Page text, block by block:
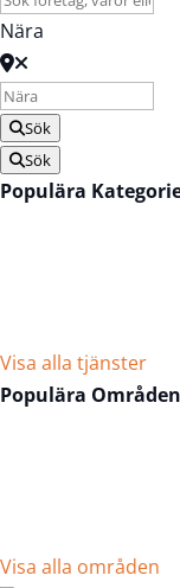
Nära
Sök
Sök
Populära
Visa alla tjänster
Populära Områden
Visa alla områden